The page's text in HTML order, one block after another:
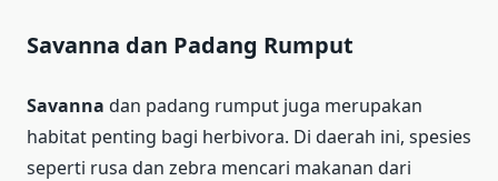
Savanna dan Padang Rumput
Savanna dan padang rumput juga merupakan
habitat penting bagi herbivora. Di daerah ini, spesies
seperti rusa dan zebra mencari makanan dari